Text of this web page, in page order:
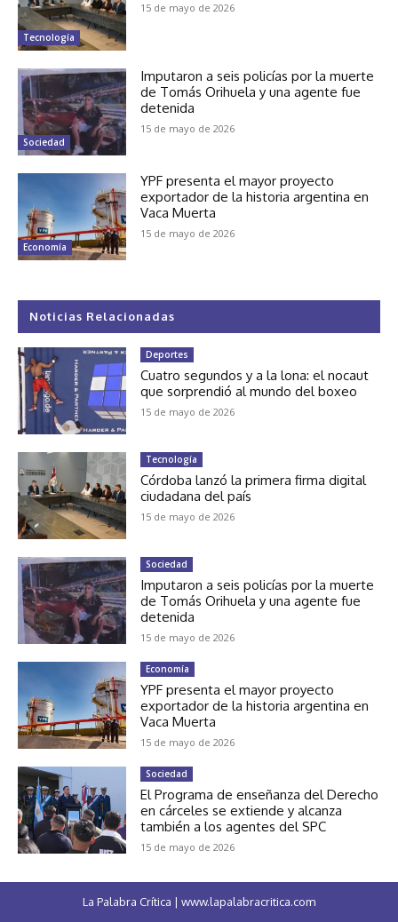
Tecnología
15 de mayo de 2026
Sociedad
Imputaron a seis policías por la muerte
de Tomás Orihuela y una agente fue
detenida
15 de mayo de 2026
Economía
YPF presenta el mayor proyecto
exportador de la historia argentina en
Vaca Muerta
15 de mayo de 2026
Noticias Relacionadas
Deportes
Cuatro segundos y a la lona: el nocaut
que sorprendió al mundo del boxeo
15 de mayo de 2026
Tecnología
Córdoba lanzó la primera firma digital
ciudadana del país
15 de mayo de 2026
Sociedad
Imputaron a seis policías por la muerte
de Tomás Orihuela y una agente fue
detenida
15 de mayo de 2026
Economía
YPF presenta el mayor proyecto
exportador de la historia argentina en
Vaca Muerta
15 de mayo de 2026
Sociedad
El Programa de enseñanza del Derecho
en cárceles se extiende y alcanza
también a los agentes del SPC
15 de mayo de 2026
La Palabra Crítica | www.lapalabracritica.com